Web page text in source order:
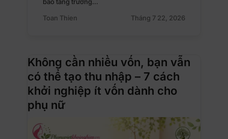
Toan Thien
Tháng 7 22, 2026
Không cần nhiều vốn, bạn vẫn
có thể tạo thu nhập – 7 cách
khởi nghiệp ít vốn dành cho
phụ nữ